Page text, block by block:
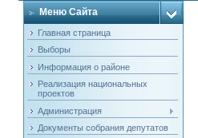
Меню Сайта
Главная страница
Выборы
Информация о районе
Реализация национальных
проектов
Администрация
Документы собрания депутатов